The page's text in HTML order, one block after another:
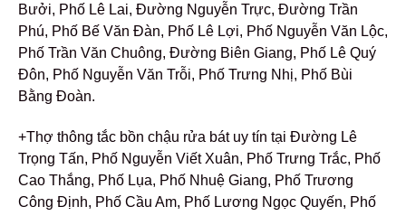
Bưởi, Phố Lê Lai, Đường Nguyễn Trực, Đường Trần
Phú, Phố Bế Văn Đàn, Phố Lê Lợi, Phố Nguyễn Văn Lộc,
Phố Trần Văn Chuông, Đường Biên Giang, Phố Lê Quý
Đôn, Phố Nguyễn Văn Trỗi, Phố Trưng Nhị, Phố Bùi
Bằng Đoàn.
+Thợ thông tắc bồn chậu rửa bát uy tín tại Đường Lê
Trọng Tấn, Phố Nguyễn Viết Xuân, Phố Trưng Trắc, Phố
Cao Thắng, Phố Lụa, Phố Nhuệ Giang, Phố Trương
Công Định, Phố Cầu Am, Phố Lương Ngọc Quyến, Phố